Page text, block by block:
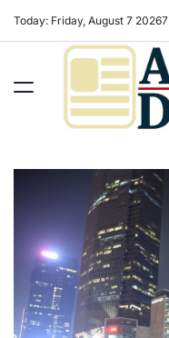
Today: Friday, August 7 20267
terViral
untuk
Daerah
Sekitarnya